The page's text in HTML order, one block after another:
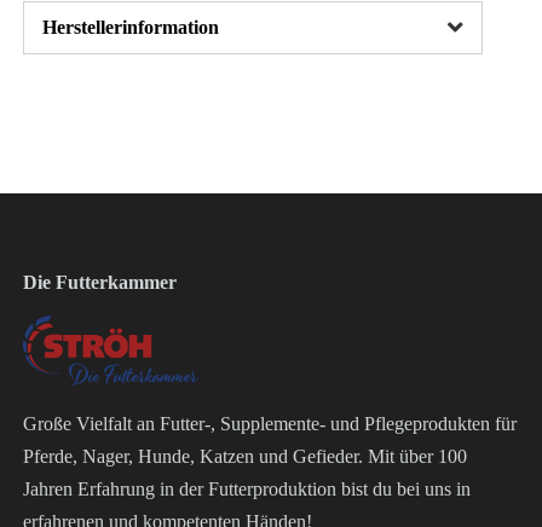
Herstellerinformation
Die Futterkammer
Große Vielfalt an Futter-, Supplemente- und Pflegeprodukten für
Pferde, Nager, Hunde, Katzen und Gefieder. Mit über 100
Jahren Erfahrung in der Futterproduktion bist du bei uns in
erfahrenen und kompetenten Händen!